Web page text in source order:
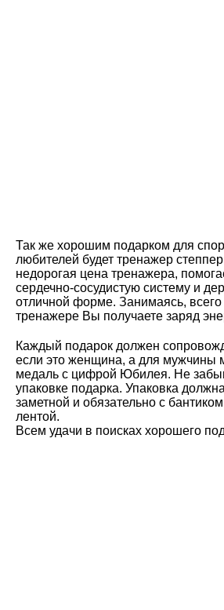
Так же хорошим подарком для
любителей будет тренажер
недорогая цена тренажера,
сердечно-сосудистую систему и
отличной форме. Занимаясь, всего
тренажере Вы получаете заряд
Каждый подарок должен
если это женщина, а для мужчины
медаль с цифрой Юбилея. Не
упаковке подарка. Упаковка
заметной и обязательно с
лентой.
Всем удачи в поисках хорошего